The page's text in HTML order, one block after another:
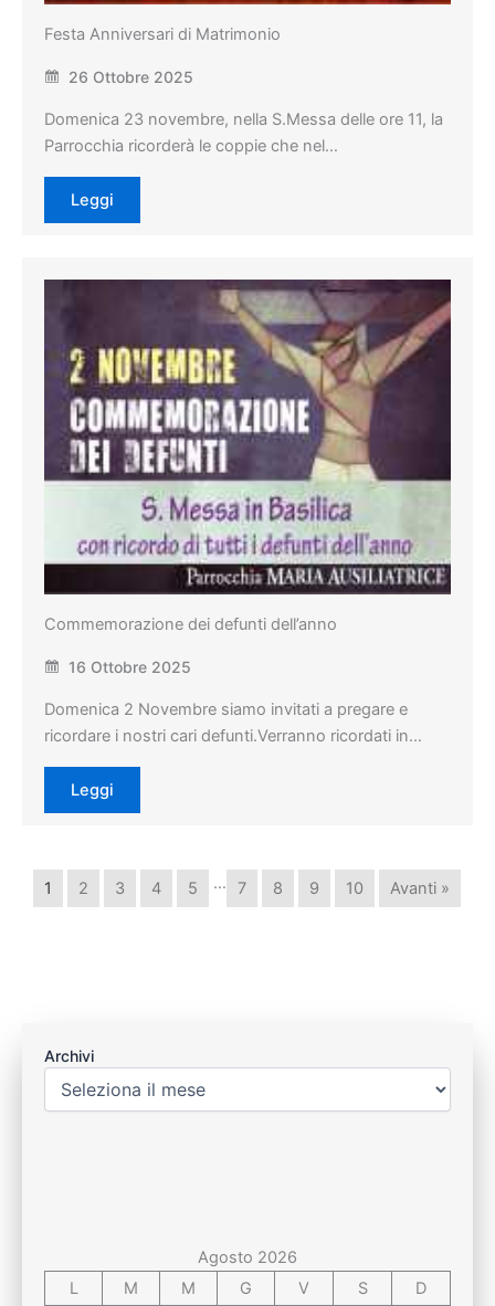
Festa Anniversari di Matrimonio
26 Ottobre 2025
Domenica 23 novembre, nella S.Messa delle ore 11, la
Parrocchia ricorderà le coppie che nel…
Leggi
Commemorazione dei defunti dell’anno
16 Ottobre 2025
Domenica 2 Novembre siamo invitati a pregare e
ricordare i nostri cari defunti.Verranno ricordati in…
Leggi
1 2 3 4 5 … 7 8 9 10 Avanti »
Archivi
Agosto 2026
L
M M G V S
D